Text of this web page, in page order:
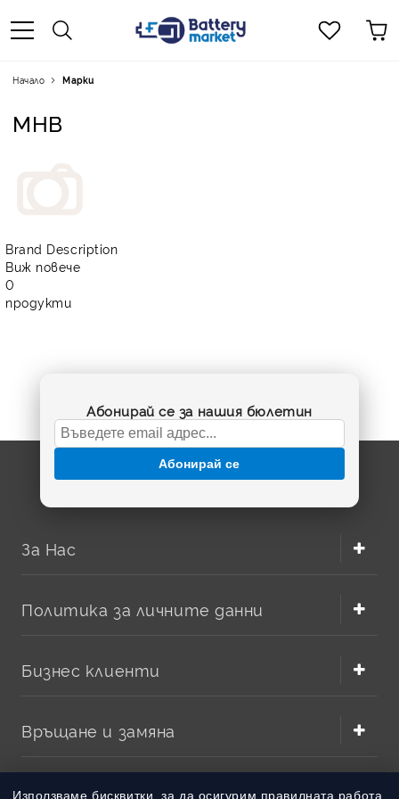
Използваме бисквитки, за да осигурим правилната работа
Начало Марки
MHB
Brand Description
Виж повече
0
продукти
Абонирай се за нашия бюлетин
Абонирай се
За Нас
Политика за личните данни
Бизнес клиенти
Връщане и замяна
Методи на плащане